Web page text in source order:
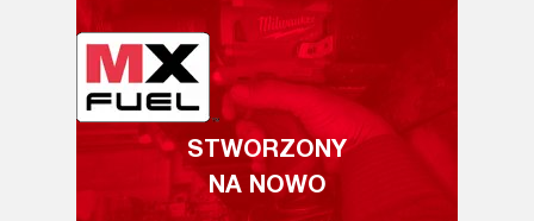
STWORZONY
NA NOWO